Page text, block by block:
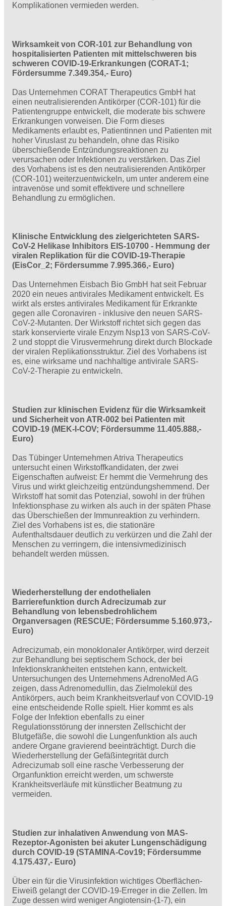
Komplikationen vermieden werden.
Wirksamkeit von COR-101 zur Behandlung von
hospitalisierten Patienten mit mittelschweren bis
schweren COVID-19-Erkrankungen (CORAT-1;
Fördersumme 7.349.354,- Euro)
Das Unternehmen CORAT Therapeutics GmbH hat
einen neutralisierenden Antikörper (COR-101) für die
Patientengruppe entwickelt, die moderate bis schwere
Erkrankungen vorweisen. Die Form dieses
Medikaments erlaubt es, Patientinnen und Patienten mit
hoher Viruslast zu behandeln, ohne das Risiko
überschießende Entzündungsreaktionen zu
verursachen oder Infektionen zu verstärken. Das Ziel
des Vorhabens ist es den neutralisierenden Antikörper
(COR-101) weiterzuentwickeln, um unter anderem eine
intravenöse und somit effektivere und schnellere
Behandlung zu ermöglichen.
Klinische Entwicklung des zielgerichteten SARS-
CoV-2 Helikase Inhibitors EIS-10700 - Hemmung der
viralen Replikation für die COVID-19-Therapie
(EisCor_2; Fördersumme 7.995.366,- Euro)
Das Unternehmen Eisbach Bio GmbH hat seit Februar
2020 ein neues antivirales Medikament entwickelt. Es
wirkt als erstes antivirales Medikament für Erkrankte
gegen alle Coronaviren - inklusive den neuen SARS-
CoV-2-Mutanten. Der Wirkstoff richtet sich gegen das
stark konservierte virale Enzym Nsp13 von SARS-CoV-
2 und stoppt die Virusvermehrung direkt durch Blockade
der viralen Replikationsstruktur. Ziel des Vorhabens ist
es, eine wirksame und nachhaltige antivirale SARS-
CoV-2-Therapie zu entwickeln.
Studien zur klinischen Evidenz für die Wirksamkeit
und Sicherheit von ATR-002 bei Patienten mit
COVID-19 (MEK-I-COV; Fördersumme 11.405.888,-
Euro)
Das Tübinger Unternehmen Atriva Therapeutics
untersucht einen Wirkstoffkandidaten, der zwei
Eigenschaften aufweist: Er hemmt die Vermehrung des
Virus und wirkt gleichzeitig entzündungshemmend. Der
Wirkstoff hat somit das Potenzial, sowohl in der frühen
Infektionsphase zu wirken als auch in der späten Phase
das Überschießen der Immunreaktion zu verhindern.
Ziel des Vorhabens ist es, die stationäre
Aufenthaltsdauer deutlich zu verkürzen und die Zahl der
Menschen zu verringern, die intensivmedizinisch
behandelt werden müssen.
Wiederherstellung der endothelialen
Barrierefunktion durch Adrecizumab zur
Behandlung von lebensbedrohlichem
Organversagen (RESCUE; Fördersumme 5.160.973,-
Euro)
Adrecizumab, ein monoklonaler Antikörper, wird derzeit
zur Behandlung bei septischem Schock, der bei
Infektionskrankheiten entstehen kann, entwickelt.
Untersuchungen des Unternehmens AdrenoMed AG
zeigen, dass Adrenomedullin, das Zielmolekül des
Antikörpers, auch beim Krankheitsverlauf von COVID‑19
eine entscheidende Rolle spielt. Hier kommt es als
Folge der Infektion ebenfalls zu einer
Regulationsstörung der innersten Zellschicht der
Blutgefäße, die sowohl die Lungenfunktion als auch
andere Organe gravierend beeinträchtigt. Durch die
Wiederherstellung der Gefäßintegrität durch
Adrecizumab soll eine rasche Verbesserung der
Organfunktion erreicht werden, um schwerste
Krankheitsverläufe mit künstlicher Beatmung zu
vermeiden.
Studien zur inhalativen Anwendung von MAS-
Rezeptor-Agonisten bei akuter Lungenschädigung
durch COVID-19 (STAMINA-Cov19; Fördersumme
4.175.437,- Euro)
Über ein für die Virusinfektion wichtiges Oberflächen-
Eiweiß gelangt der COVID-19-Erreger in die Zellen. Im
Zuge dessen wird weniger Angiotensin-(1-7), ein